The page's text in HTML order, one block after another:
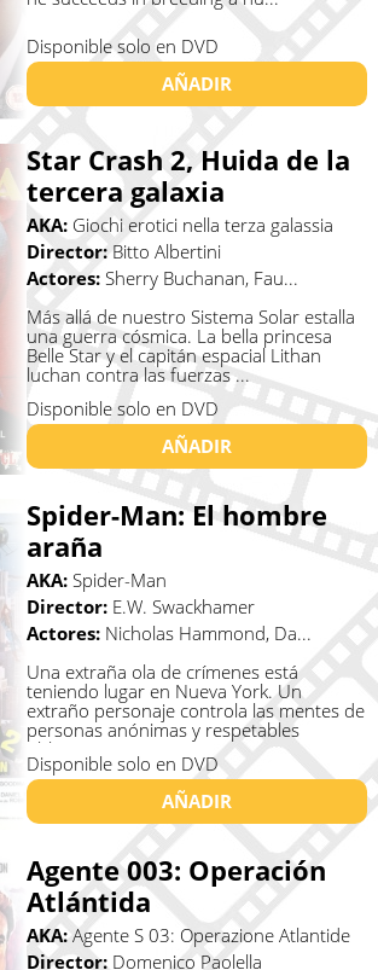
Disponible solo en DVD
AÑADIR
Star Crash 2, Huida de la
tercera galaxia
AKA: Giochi erotici nella terza galassia
Director: Bitto Albertini
Actores: Sherry Buchanan, Fau...
Más allá de nuestro Sistema Solar estalla
una guerra cósmica. La bella princesa
Belle Star y el capitán espacial Lithan
luchan contra las fuerzas ...
Disponible solo en DVD
AÑADIR
Spider-Man: El hombre
araña
AKA: Spider-Man
Director: E.W. Swackhamer
Actores: Nicholas Hammond, Da...
Una extraña ola de crímenes está
teniendo lugar en Nueva York. Un
extraño personaje controla las mentes de
personas anónimas y respetables
oblig�...
Disponible solo en DVD
AÑADIR
Agente 003: Operación
Atlántida
AKA: Agente S 03: Operazione Atlantide
Director: Domenico Paolella